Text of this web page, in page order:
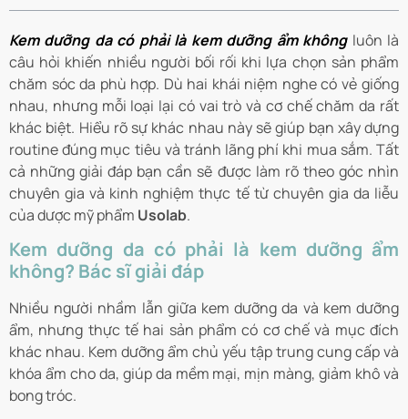
Kem dưỡng da có phải là kem dưỡng ẩm khôngluôn là
câu hỏi khiến nhiều người bối rối khi lựa chọn sản phẩm
chăm sóc da phù hợp. Dù hai khái niệm nghe có vẻ giống
nhau, nhưng mỗi loại lại có vai trò và cơ chế chăm da rất
khác biệt. Hiểu rõ sự khác nhau này sẽ giúp bạn xây dựng
routine đúng mục tiêu và tránh lãng phí khi mua sắm. Tất
cả những giải đáp bạn cần sẽ được làm rõ theo góc nhìn
chuyên gia và kinh nghiệm thực tế từ chuyên gia da liễu
của dược mỹ phẩm Usolab.
Kem dưỡng da có phải là kem dưỡng ẩm
không? Bác sĩ giải đáp
Nhiều người nhầm lẫn giữa kem dưỡng da và kem dưỡng
ẩm, nhưng thực tế hai sản phẩm có cơ chế và mục đích
khác nhau. Kem dưỡng ẩm chủ yếu tập trung cung cấp và
khóa ẩm cho da, giúp da mềm mại, mịn màng, giảm khô và
bong tróc.